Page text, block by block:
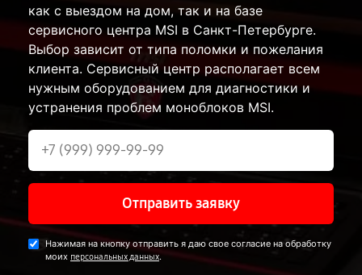
как с выездом на дом, так и на базе
сервисного центра MSI в Санкт-Петербурге.
Выбор зависит от типа поломки и пожелания
клиента. Сервисный центр располагает всем
нужным оборудованием для диагностики и
устранения проблем моноблоков MSI.
Отправить заявку
Нажимая на кнопку отправить я даю свое согласие на обработку
моих персональных данных.